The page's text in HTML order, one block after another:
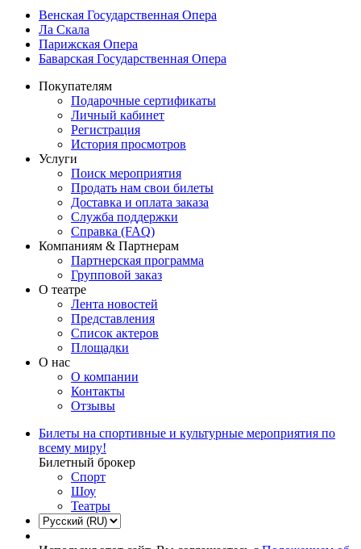
Венская Государственная Опера
Ла Скала
Парижская Опера
Баварская Государственная Опера
Покупателям
Подарочные сертификаты
Личный кабинет
Регистрация
История просмотров
Услуги
Поиск мероприятия
Продать нам свои билеты
Доставка и оплата заказа
Служба поддержки
Справка (FAQ)
Компаниям & Партнерам
Партнерская программа
Групповой заказ
О театре
Лента новостей
Представления
Список актеров
Площадки
О нас
О компании
Контакты
Отзывы
Билеты на спортивные и культурные мероприятия по
всему миру!
Билетный брокер
Спорт
Шоу
Театры